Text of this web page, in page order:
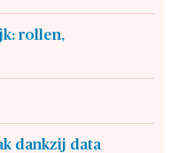
rollen,
dankzij data